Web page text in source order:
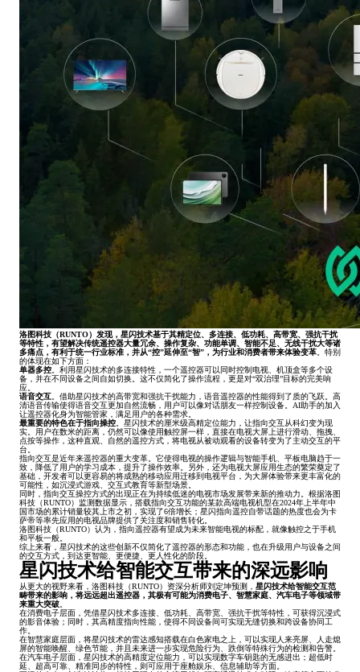
洛图科技（RUNTO）发现，星闪技术基于其精定位、多连接、低功耗、高带宽、强抗干扰
等特性，有望解决传统遥控器大量冗余、操作复杂、功能单调、智能不足、无线干扰大等诸
多痛点，有利于统一行业标准，并从“控”延伸至“智”，为行业和消费者带来体验变革 。特别
的体现在如下方面：
单器多控 。利用星闪技术的多连接特性，一个遥控器可以同时控制电视、机顶盒等多个设
备，并在不同设备之间自如切换。这不仅简化了操作流程，更是对“双治理”目标的完美响
应。
语音交互 。借助星闪技术的高带宽和强抗干扰能力，语音遥控器的性能得到了质的飞跃。高
清语音传输使得语音交互更加自然流畅，用户可以像对话朋友一样控制设备。AI助手的加入
让遥控器化身为智能管家，满足用户的各种需求。
最重要的特色在于指向操控 。星闪技术的厘米级高精定位能力，让指向交互从科幻变为现
实。用户在数米的距离，仍然可以像使用触控屏一样，直接在电视大屏上进行滑动、拖拽、
点按等操作，这种直观、自然的遥控方式，将电视从被动观看的设备转变为了主动交互的平
台。
指向交互是近年来遥控器的重大变革。它使得电视的操作逻辑与智能手机、平板电脑趋于一
致，降低了用户的学习成本，提升了操作效率。另外，还为电视大屏应用生态的繁荣奠定了
基础，开发者可以更容易的将成熟的移动应用迁移到电视平台，为大屏体验带来更丰富化的
可能性，如沉浸式游戏、交互式教育等新型场景。
同时，指向交互操控方式的出现正在为持续低迷的电视市场发展带来新的推动力。根据洛图
科技（RUNTO）监测数据显示，搭载指向交互功能的某款高端电视机型在2024年上半年中
国市场的累计销量较其上市之初，实现了6倍增长；星闪指向遥控自带话题的热度也会为卡
萨帝等率先应用的电视品牌提供了关注度和销售转化。
洛图科技（RUNTO）认为，指向遥控器有望成为未来智能电视的标配，就像触控之于手机
和平板一般。
综上来看，星闪技术的这些创新不仅简化了遥控器的形态和功能，也在升级用户与设备之间
的交互方式，到达更智能、更便捷、更人性化的阶段。
星闪技术给智能交互带来的深远影响
从更大的视野来看，洛图科技（RUNTO）资深分析师刘定坤预测， 星闪技术给智能交互范
畴带来的影响，将远远超出遥控器，其极有可能为消费电子、智慧家庭、汽车电子等领域带
来重大突破
在消费电子层面，凭借星闪技术多连接、低功耗、高带宽、强抗干扰等特性，可获得沉浸式
的影音体验；同时，其高精度指向性能，使得不同设备间可实现无缝切换和跨设备协同工
作。
在智慧家庭层面，将星闪技术的雷达感知搭载在白色家电之上，可以实现人来亮屏、人走熄
屏的智能唤醒、绿色节能，并且未来进一步实现危险行为、跌倒等特殊行为的检测和告警。
在汽车电子层面，星闪技术的高精度定位能力，可以实现数字车钥匙的无感进出；超低时
延、超高可靠、精准同步的特性，则可应用于座舱娱乐、信息辅助等方面。